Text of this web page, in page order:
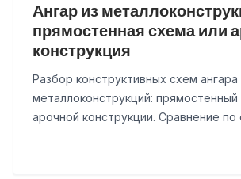
Ангар из
прямостенная схема или
конструкция
Разбор конструктивных схем ангара
металлоконструкций: прямостенный
арочной конструкции. Сравнение по